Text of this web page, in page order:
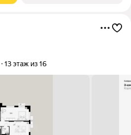
13 этаж из 16